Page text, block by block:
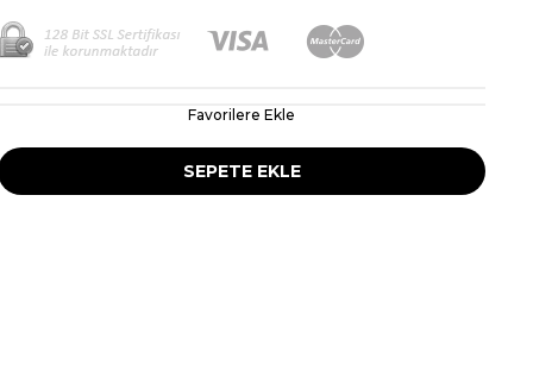
Favorilere Ekle